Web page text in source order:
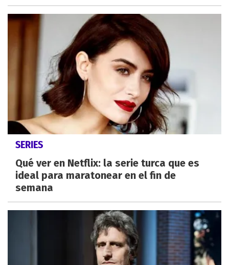
SERIES
Qué ver en Netflix: la serie turca que es
ideal para maratonear en el fin de
semana